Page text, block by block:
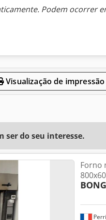
Podem ocorrer
Visualização de impressão
ser do seu interesse.
Forno